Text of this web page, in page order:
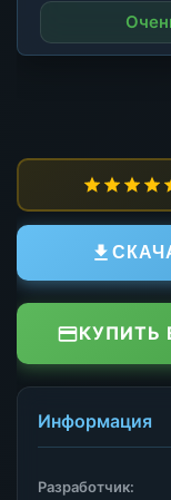
КУПИТЬ
Информация
Разработчик: